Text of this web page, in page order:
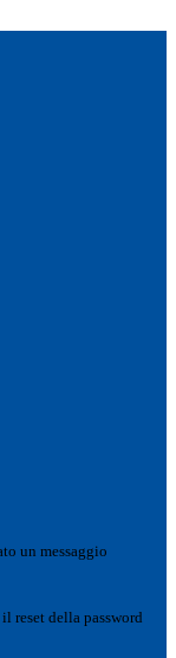
un messaggio
reset della password